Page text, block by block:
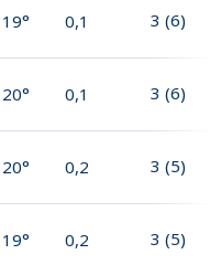
19° 0,1 3 (6)
20° 0,1 3 (6)
20° 0,2 3 (5)
19° 0,2 3 (5)